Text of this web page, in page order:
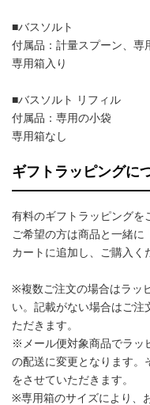
■バスソルト
付属品：計量スプーン、専
専用箱入り
■バスソルト リフィル
付属品：専用の小袋
専用箱なし
ギフトラッピングに
有料のギフトラッピングを
ご希望の方は商品と一緒
カートに追加し、ご購入く
※複数ご注文の場合はラッ
い。記載がない場合はご注
ただきます。
※メール便対象商品でラッ
の配送に変更となります。
をさせていただきます。
※専用箱のサイズにより、